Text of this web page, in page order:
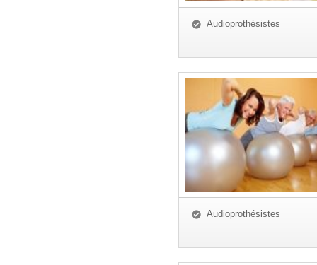
Audioprothésistes
Audioprothésistes